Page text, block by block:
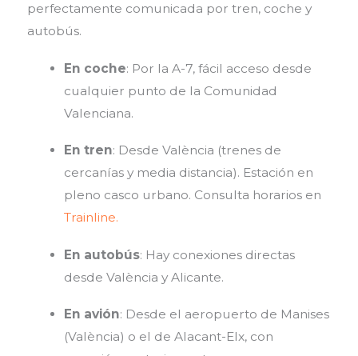
perfectamente comunicada por tren, coche y
autobús.
En coche: Por la A-7, fácil acceso desde
cualquier punto de la Comunidad
Valenciana.
En tren: Desde València (trenes de
cercanías y media distancia). Estación en
pleno casco urbano. Consulta horarios en
Trainline.
En autobús: Hay conexiones directas
desde València y Alicante.
En avión: Desde el aeropuerto de Manises
(València) o el de Alacant-Elx, con